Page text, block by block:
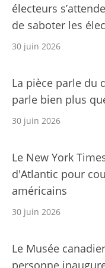
électeurs
de saboter les
30 juin 2026
La pièce parle du
parle bien plus
30 juin 2026
Le New York
d'Atlantic pour
américains
30 juin 2026
Le Musée
personne